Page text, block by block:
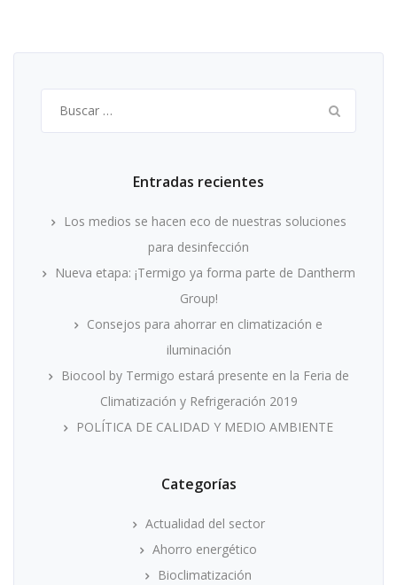
Entradas recientes
Los medios se hacen eco de nuestras soluciones
para desinfección
Nueva etapa: ¡Termigo ya forma parte de Dantherm
Group!
Consejos para ahorrar en climatización e
iluminación
Biocool by Termigo estará presente en la Feria de
Climatización y Refrigeración 2019
POLÍTICA DE CALIDAD Y MEDIO AMBIENTE
Categorías
Actualidad del sector
Ahorro energético
Bioclimatización